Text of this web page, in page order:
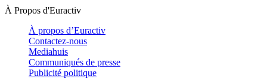
À Propos d'Euractiv
À propos d’Euractiv
Contactez-nous
Mediahuis
Communiqués de presse
Publicité politique